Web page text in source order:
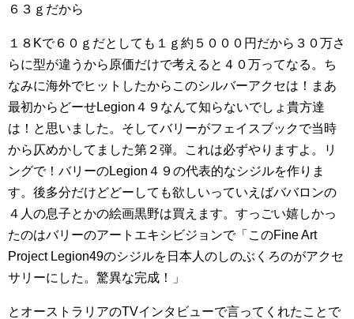
６３ｇだから
１８Kで６０ｇだとしても１ｇ約５０００円だから３０万さ
らに型が違うから原価だけで考えると４０万ってなる。ち
なみに海外でヒットしたからこのシルバーアクセは！まあ
最初からどーせLegion４９なんて知らないでしょ貴方達
は！と思いました。そしてバリーがフェイスブックで当時
から仄めかしてました第２弾。これは必ずやりますよ。リ
ングで！バリーのLegion４９の代表的なシジルを作りま
す。後多分だけどどーしても欲しいっていえばババロンの
４人の息子とかの絵画黒野は買えます。すっごい嬉しかっ
たのはバリーのアートエキシビジョンで「このFine Art
Project Legion49のシジルを日本人のしのぶくろのがアクセ
サリーにした。驚異な完成！」
とオーストラリアのTVインタビューで言ってくれたことで